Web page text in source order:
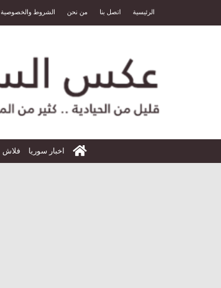
الرئيسية اتصل بنا من نحن الشروط والخصوصية
الرئيسية
اخبار سوريا فلاش